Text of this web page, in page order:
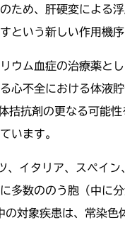
ため、肝硬変による
という新しい作用機序
リウム血症の治療薬
心不全における体
拮抗剤の更なる可能
います。
、イタリア、スペイ
多数ののう胞（中に
中の対象疾患は、常